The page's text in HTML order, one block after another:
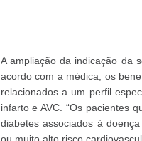
A ampliação da indicação da
acordo com a médica, os
relacionados a um perfil
infarto e AVC. “Os pacientes
diabetes associados à